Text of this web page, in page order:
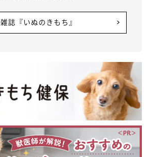
雑誌『いぬのきもち』